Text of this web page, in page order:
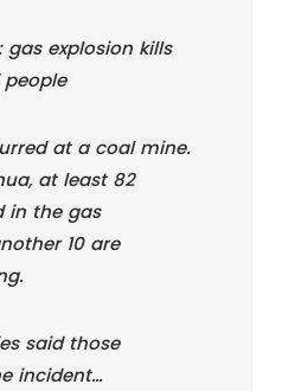
gas explosion kills
at a coal mine.
at least 82
in the gas
10 are
said those
incident…